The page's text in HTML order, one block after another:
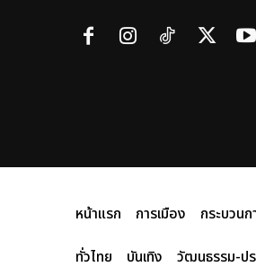
หน้าแรก การเมือง กระบวน
ทั่วไทย
บันเทิง วัฒนธรรม-ป